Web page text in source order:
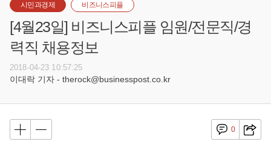
시민과경제 비즈니스피플
[4월23일] 비즈니스피플 임원/전문직/경
력직 채용정보
2018-04-23 10:57:25
이대락 기자 - therock@businesspost.co.kr
0